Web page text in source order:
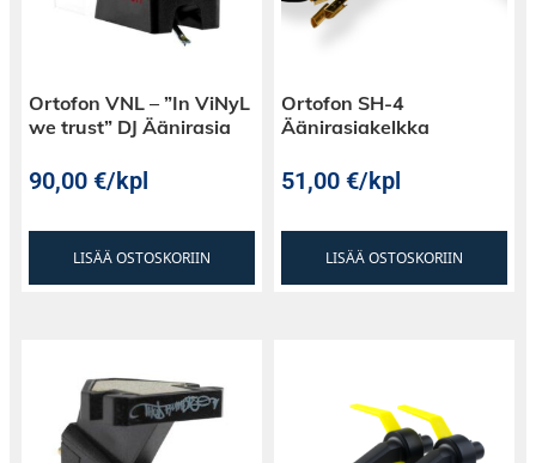
Ortofon VNL – ”In ViNyL
we trust” DJ Äänirasia
90,00€/kpl
LISÄÄ OSTOSKORIIN
Ortofon SH-4
Äänirasiakelkka
51,00€/kpl
LISÄÄ OSTOSKORIIN